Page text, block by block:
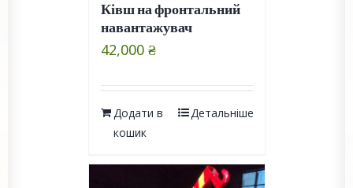
Ківш на фронтальний
навантажувач
42,000 ₴
Додати в
кошик
Детальніше